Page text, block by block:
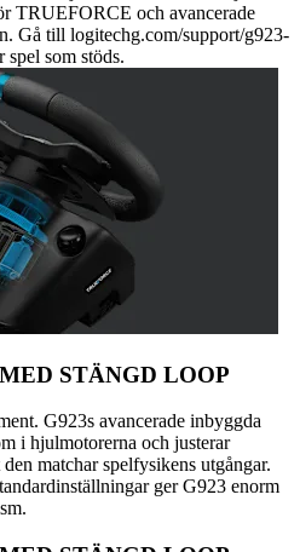
TRUEFORCE och avancerade
Gå till logitechg.com/support/g923-
som stöds.
STÄNGD LOOP
G923s avancerade inbyggda
i hjulmotorerna och justerar
matchar spelfysikens utgångar.
ger G923 enorm